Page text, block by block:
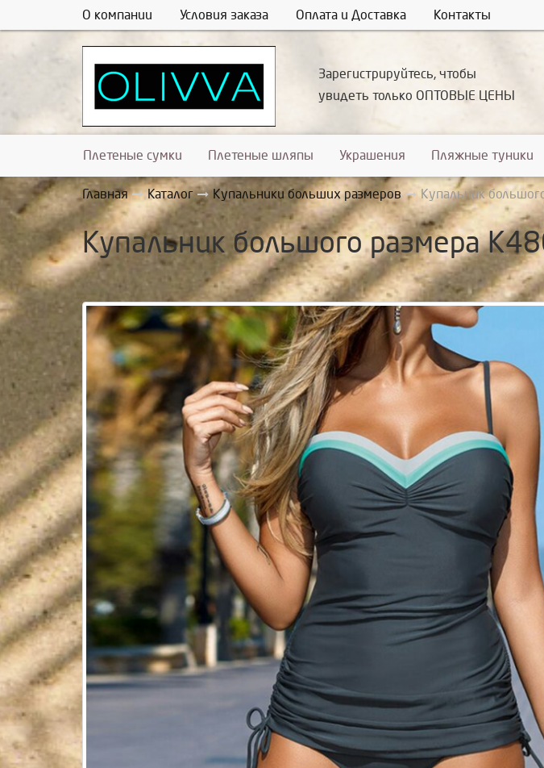
О компании Условия заказа Оплата и Доставка Контакты
Зарегистрируйтесь, чтобы
увидеть только ОПТОВЫЕ ЦЕНЫ
Плетеные сумки Плетеные шляпы Украшения Пляжные туники
Главная Каталог Купальники больших размеров Купальник
Купальник большого размера